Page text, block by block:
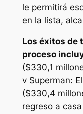
le permitirá
en la lista,
Los éxitos de
proceso
($330,1
v Superman:
($330,4
regreso a casa